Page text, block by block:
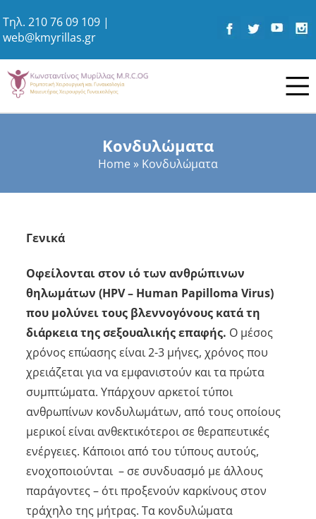
Τηλ.210 76 09 109 |
web@kmyrillas.gr
Κονδυλώματα
Home» Κονδυλώματα
Γενικά
Οφείλονται στον ιό των ανθρώπινων
θηλωμάτων (HPV – Human Papilloma Virus)
που μολύνει τους βλεννογόνους κατά τη
διάρκεια της σεξουαλικής επαφής. Ο μέσος
χρόνος επώασης είναι 2-3 μήνες, χρόνος που
χρειάζεται για να εμφανιστούν και τα πρώτα
συμπτώματα. Υπάρχουν αρκετοί τύποι
ανθρωπίνων κονδυλωμάτων, από τους οποίους
μερικοί είναι ανθεκτικότεροι σε θεραπευτικές
ενέργειες. Κάποιοι από του τύπους αυτούς,
ενοχοποιούνται – σε συνδυασμό με άλλους
παράγοντες – ότι προξενούν καρκίνους στον
τράχηλο της μήτρας. Τα κονδυλώματα